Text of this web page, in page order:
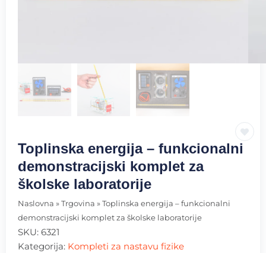
Toplinska energija – funkcionalni
demonstracijski komplet za
školske laboratorije
Naslovna » Trgovina » Toplinska energija – funkcionalni
demonstracijski komplet za školske laboratorije
SKU: 6321
Kategorija: Kompleti za nastavu fizike